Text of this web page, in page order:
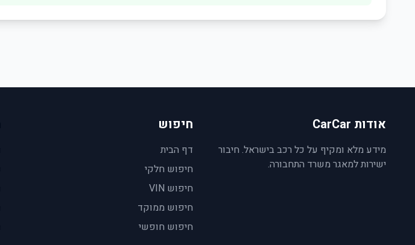
אודות CarCar
מידע מלא ומקיף על כל רכב בישראל. חיבור
ישירות למאגר משרד התחבורה.
חיפוש
דף הבית
חיפוש חלקי
חיפוש VIN
חיפוש ממוקד
חיפוש חופשי